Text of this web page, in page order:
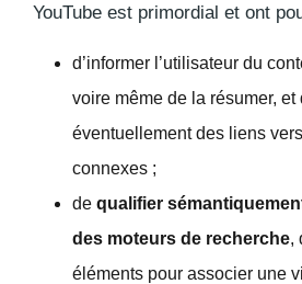
YouTube est primordial et ont
d’informer l’utilisateur du
voire même de la résumer,
éventuellement des liens
connexes ;
de qualifier
des moteurs de recherche,
éléments pour associer une